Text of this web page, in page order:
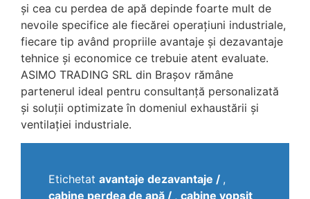
și cea cu perdea de apă depinde foarte mult de
nevoile specifice ale fiecărei operațiuni industriale,
fiecare tip având propriile avantaje și dezavantaje
tehnice și economice ce trebuie atent evaluate.
ASIMO TRADING SRL din Brașov rămâne
partenerul ideal pentru consultanță personalizată
și soluții optimizate în domeniul exhaustării și
ventilației industriale.
Etichetat avantaje dezavantaje
,
cabine perdea de apă
, cabine vopsit